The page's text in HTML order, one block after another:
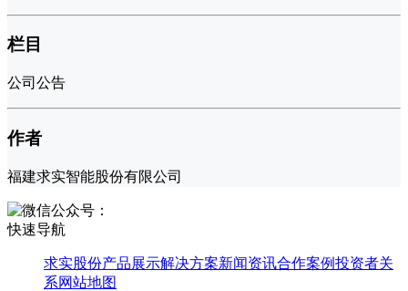
栏目
公司公告
作者
福建求实智能股份有限公司
快速导航
求实股份产品展示解决方案新闻资讯合作案例投资者关
系网站地图